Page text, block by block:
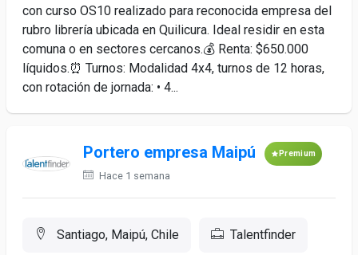
con curso OS10 realizado para reconocida empresa del
rubro librería ubicada en Quilicura. Ideal residir en esta
comuna o en sectores cercanos.💰 Renta: $650.000
líquidos.⏰ Turnos: Modalidad 4x4, turnos de 12 horas,
con rotación de jornada: • 4...
Portero empresa Maipú Premium
Hace 1 semana
Santiago, Maipú, Chile Talentfinder